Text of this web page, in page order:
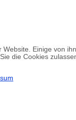
Einige von
die Cookies